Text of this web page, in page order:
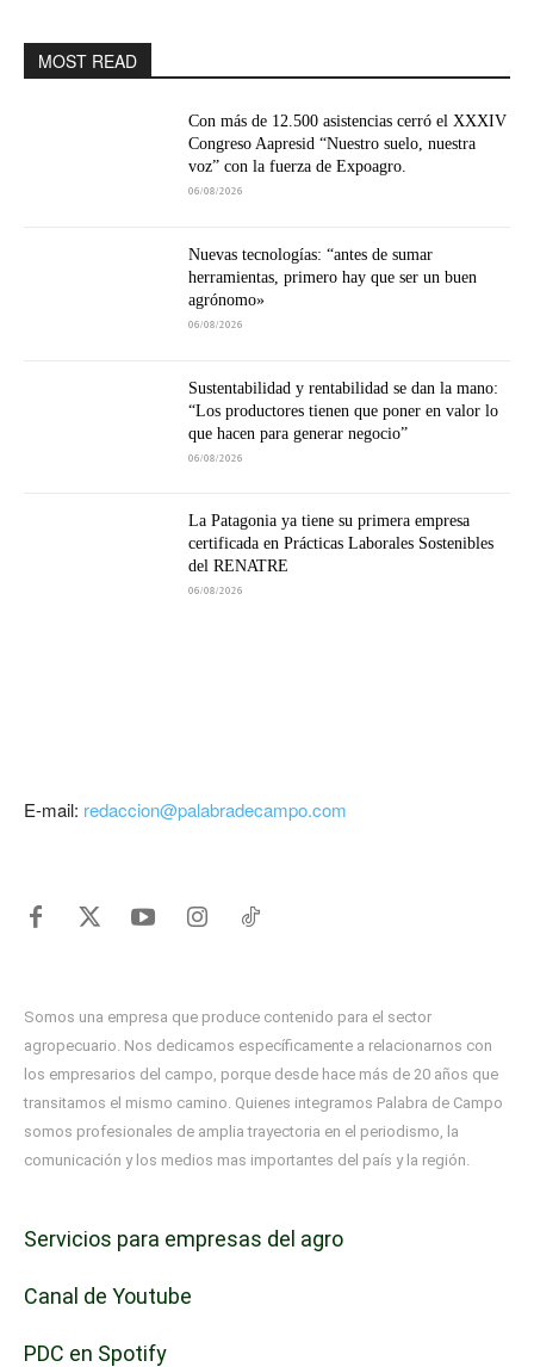
MOST READ
Con más de 12.500 asistencias cerró el XXXIV
Congreso Aapresid “Nuestro suelo, nuestra
voz” con la fuerza de Expoagro.
06/08/2026
Nuevas tecnologías: “antes de sumar
herramientas, primero hay que ser un buen
agrónomo»
06/08/2026
Sustentabilidad y rentabilidad se dan la mano:
“Los productores tienen que poner en valor lo
que hacen para generar negocio”
06/08/2026
La Patagonia ya tiene su primera empresa
certificada en Prácticas Laborales Sostenibles
del RENATRE
06/08/2026
E-mail: redaccion@palabradecampo.com
Somos una empresa que produce contenido para el sector
agropecuario. Nos dedicamos específicamente a relacionarnos con
los empresarios del campo, porque desde hace más de 20 años que
transitamos el mismo camino. Quienes integramos Palabra de Campo
somos profesionales de amplia trayectoria en el periodismo, la
comunicación y los medios mas importantes del país y la región.
Servicios para empresas del agro
Canal de Youtube
PDC en Spotify